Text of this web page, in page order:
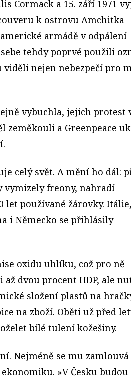
Cormack a 15. září 1971
k ostrovu Amchitka
armádě v odpálení
tehdy poprvé použili
viděli nejen nebezpečí pro
vybuchla, jejich protest
zeměkouli a Greenpeace
celý svět. A mění ho dál:
vymizely freony, nahradí
let používané žárovky. Itálie,
i Německo se přihlásily
oxidu uhlíku, což pro ně
až dvou procent HDP, ale
složení plastů na
na zboží. Oběti už před
bílé tulení kožešiny.
Nejméně se mu
»V Česku budou